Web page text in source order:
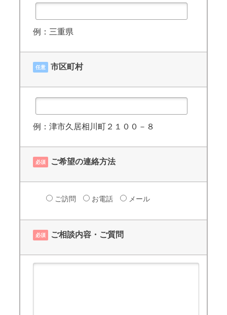
例：三重県
任意 市区町村
例：津市久居相川町２１００－８
必須 ご希望の連絡方法
ご訪問 お電話 メール
必須 ご相談内容・ご質問